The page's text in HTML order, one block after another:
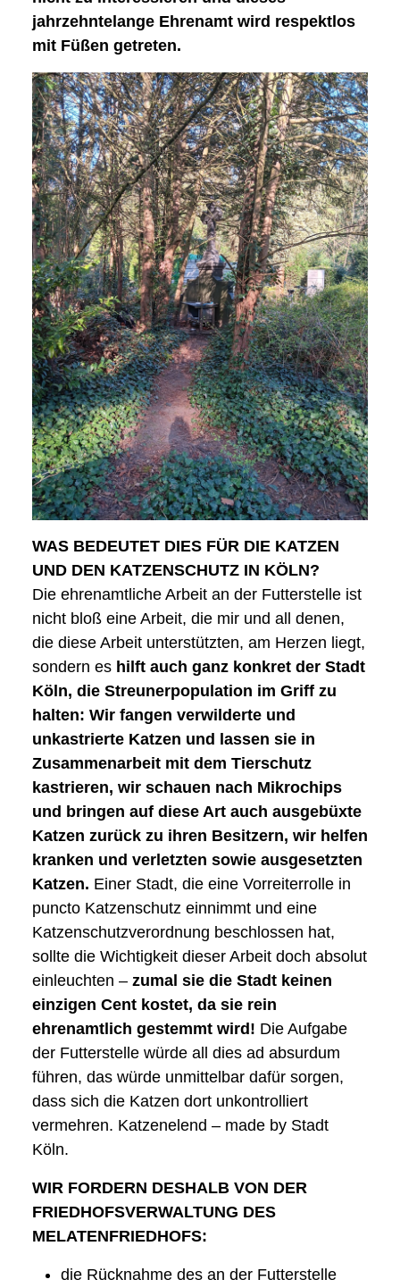
jahrzehntelange Ehrenamt wird respektlos
mit Füßen getreten.
WAS BEDEUTET DIES FÜR DIE KATZEN
UND DEN KATZENSCHUTZ IN KÖLN?
Die ehrenamtliche Arbeit an der Futterstelle ist
nicht bloß eine Arbeit, die mir und all denen,
die diese Arbeit unterstützten, am Herzen liegt,
sondern es hilft auch ganz konkret der Stadt
Köln, die Streunerpopulation im Griff zu
halten: Wir fangen verwilderte und
unkastrierte Katzen und lassen sie in
Zusammenarbeit mit dem Tierschutz
kastrieren, wir schauen nach Mikrochips
und bringen auf diese Art auch ausgebüxte
Katzen zurück zu ihren Besitzern, wir helfen
kranken und verletzten sowie ausgesetzten
Katzen. Einer Stadt, die eine Vorreiterrolle in
puncto Katzenschutz einnimmt und eine
Katzenschutzverordnung beschlossen hat,
sollte die Wichtigkeit dieser Arbeit doch absolut
einleuchten – zumal sie die Stadt keinen
einzigen Cent kostet, da sie rein
ehrenamtlich gestemmt wird! Die Aufgabe
der Futterstelle würde all dies ad absurdum
führen, das würde unmittelbar dafür sorgen,
dass sich die Katzen dort unkontrolliert
vermehren. Katzenelend – made by Stadt
Köln.
WIR FORDERN DESHALB VON DER
FRIEDHOFSVERWALTUNG DES
MELATENFRIEDHOFS:
die Rücknahme des an der Futterstelle